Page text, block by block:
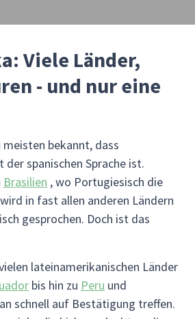
Viele Länder,
- und nur eine
bekannt, dass
spanischen Sprache ist.
Brasilien , wo Portugiesisch die
in fast allen anderen Ländern
gesprochen. Doch ist das
lateinamerikanischen Länder
bis hin zu Peru und
schnell auf Bestätigung treffen.